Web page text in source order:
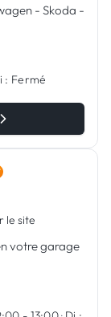
- Skoda -
: Fermé
le site
votre garage